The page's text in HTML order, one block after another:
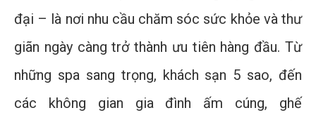
đại – là nơi nhu cầu chăm sóc sức khỏe và thư
giãn ngày càng trở thành ưu tiên hàng đầu. Từ
những spa sang trọng, khách sạn 5 sao, đến
các không gian gia đình ấm cúng, ghế